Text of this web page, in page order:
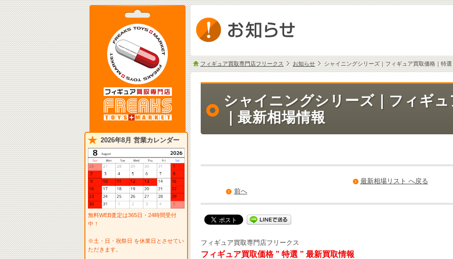
2026年8月 営業カレンダー
無料WEB査定は365日・24時間受付
中！
※土・日・祝祭日 を休業日とさせてい
ただきます。
フィギュア買取専門店フリークス お知らせ シャイニングシリーズ｜フィギュア買取価格｜特
シャイニングシリーズ｜フィギ
｜最新相場情報
最新相場リスト へ戻る
前へ
フィギュア買取専門店フリークス
フィギュア買取価格 ” 特選 ” 最新買取情報